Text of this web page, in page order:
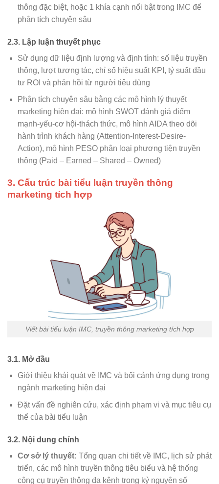
thông đặc biệt, hoặc 1 khía cạnh nổi bật trong IMC để
phân tích chuyên sâu
2.3. Lập luận thuyết phục
Sử dụng dữ liệu định lượng và định tính: số liệu truyền
thông, lượt tương tác, chỉ số hiệu suất KPI, tỷ suất đầu
tư ROI và phản hồi từ người tiêu dùng
Phân tích chuyên sâu bằng các mô hình lý thuyết
marketing hiện đại: mô hình SWOT đánh giá điểm
mạnh-yếu-cơ hội-thách thức, mô hình AIDA theo dõi
hành trình khách hàng (Attention-Interest-Desire-
Action), mô hình PESO phân loại phương tiện truyền
thông (Paid – Earned – Shared – Owned)
3. Cấu trúc bài tiểu luận truyền thông
marketing tích hợp
Viết bài tiểu luận IMC, truyền thông marketing tích hợp
3.1. Mở đầu
Giới thiệu khái quát về IMC và bối cảnh ứng dụng trong
ngành marketing hiện đại
Đặt vấn đề nghiên cứu, xác định phạm vi và mục tiêu cụ
thể của bài tiểu luận
3.2. Nội dung chính
Cơ sở lý thuyết: Tổng quan chi tiết về IMC, lịch sử phát
triển, các mô hình truyền thông tiêu biểu và hệ thống
công cụ truyền thông đa kênh trong kỷ nguyên số